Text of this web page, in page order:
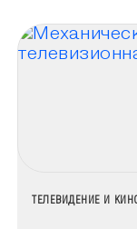
НАЗВАНИЕ
ТЕЛЕВИДЕНИЕ И